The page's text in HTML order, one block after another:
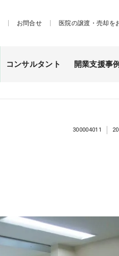
お問合せ 医院の譲渡・売却を
コンサルタント 開業支援事例
300004011